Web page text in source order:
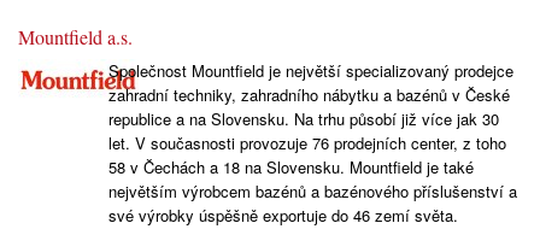
Mountfield a.s.
Společnost Mountfield je největší specializovaný prodejce
zahradní techniky, zahradního nábytku a bazénů v České
republice a na Slovensku. Na trhu působí již více jak 30
let. V současnosti provozuje 76 prodejních center, z toho
58 v Čechách a 18 na Slovensku. Mountfield je také
největším výrobcem bazénů a bazénového příslušenství a
své výrobky úspěšně exportuje do 46 zemí světa.